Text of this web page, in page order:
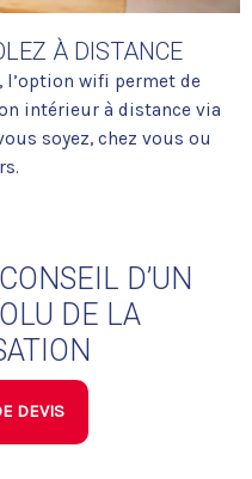
À DISTANCE
wifi permet de
intérieur à distance via
soyez, chez vous ou
D’UN
DE LA
DEVIS